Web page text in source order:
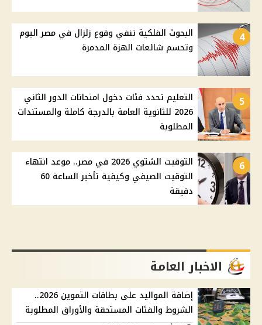
4
البحوث الفلكية تنفي وقوع زلزال في مصر اليوم
وتحسم شائعات الهزة المدمرة
5
التعليم تحدد فئات دخول امتحانات الدور الثاني
2026 للثانوية العامة بالدرجة كاملة والمستندات
المطلوبة
6
التوقيت الشتوي 2026 في مصر.. موعد انتهاء
التوقيت الصيفي وكيفية تأخير الساعة 60
دقيقة
الاخبار العامة
إضافة المواليد على بطاقات التموين 2026..
الشروط والفئات المستحقة والأوراق المطلوبة